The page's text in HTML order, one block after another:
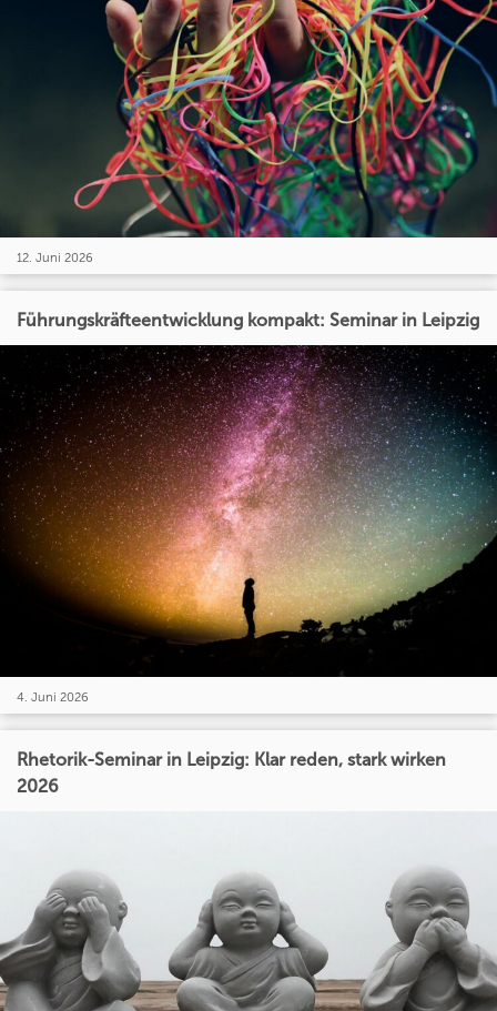
12. Juni 2026
Führungskräfteentwicklung kompakt: Seminar in Leipzig
4. Juni 2026
Rhetorik-Seminar in Leipzig: Klar reden, stark wirken
2026